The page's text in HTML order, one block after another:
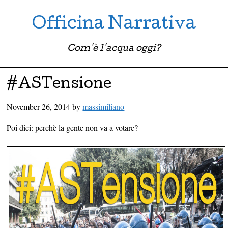
Officina Narrativa
Com'è l'acqua oggi?
Menu ☰
Skip to content
#ASTensione
November 26, 2014bymassimiliano
Poi dici: perchè la gente non va a votare?